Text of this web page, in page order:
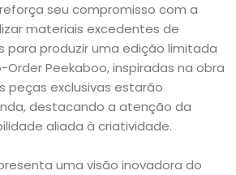
reforça seu compromisso com a
materiais excedentes de
para produzir uma edição limitada
Peekaboo, inspiradas na obra
peças exclusivas estarão
destacando a atenção da
aliada à criatividade.
uma visão inovadora do